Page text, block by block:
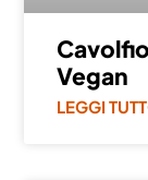
Vegan
LEGGI